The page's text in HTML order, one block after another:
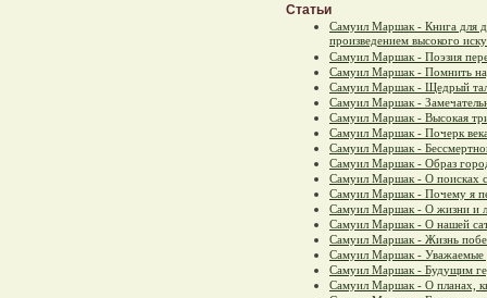
Статьи
Самуил Маршак - Книга для
произведением высокого
Самуил Маршак - Поэзия
Самуил Маршак - Помнить
Самуил Маршак - Щедрый
Самуил Маршак -
Самуил Маршак - Высокая
Самуил Маршак - Почерк
Самуил Маршак -
Самуил Маршак - Образ
Самуил Маршак - О поисках
Самуил Маршак - Почему я
Самуил Маршак - О жизни и
Самуил Маршак - О нашей
Самуил Маршак - Жизнь
Самуил Маршак - Уважаемые
Самуил Маршак - Будущим
Самуил Маршак - О планах,